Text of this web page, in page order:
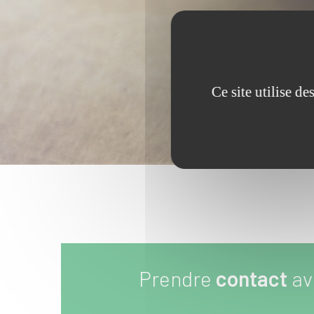
Prendre contact
Ce site utilise